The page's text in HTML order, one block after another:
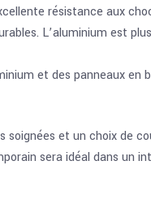
résistance aux
L’aluminium est
et des panneaux en
et un choix de
sera idéal dans un